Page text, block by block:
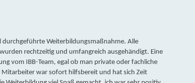
durchgeführte Weiterbildungsmaßnahme. Alle
rechtzeitig und umfangreich ausgehändigt. Eine
vom IBB-Team, egal ob man private oder fachliche
Mitarbeiter war sofort hilfsbereit und hat sich Zeit